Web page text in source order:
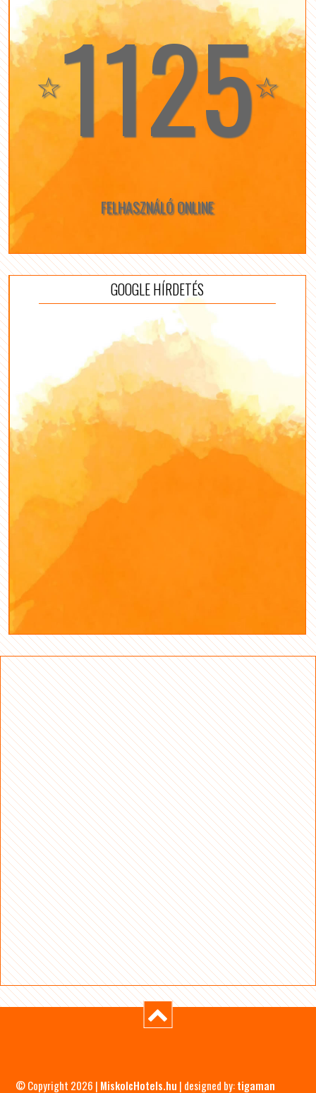
☆1125☆
FELHASZNÁLÓ ONLINE
GOOGLE HÍRDETÉS
© Copyright 2026 | MiskolcHotels.hu | designed by:tigaman